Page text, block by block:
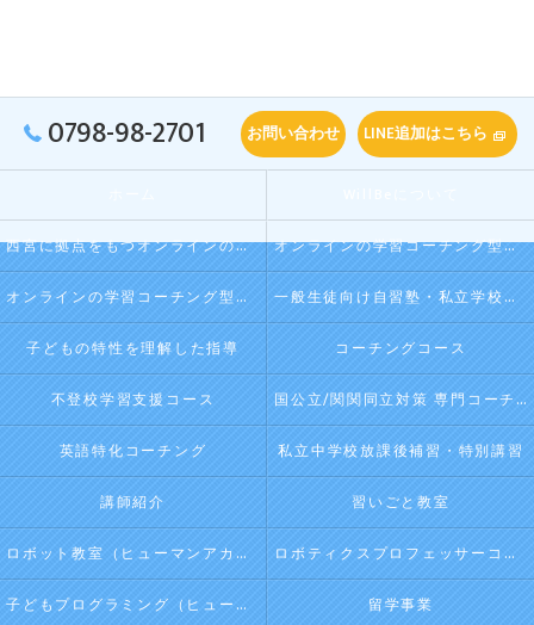
0798-98-2701 お問い合わせ LINE追加はこちら
西宮に拠点をもつオンラインの学習コーチング型・映像授業型の塾･自習塾WillBeの口コミ情報 オンラインの学習コーチング型・映像授業型の塾･自習塾WillBeの評判
オンラインの学習コーチング型・映像授業型の塾･自習塾WillBeのお客様の声 一般生徒向け自習塾・私立学校向け放課後学習
子どもの特性を理解した指導 コーチングコース
不登校学習支援コース 国公立/関関同立対策 専門コーチング
英語特化コーチング 私立中学校放課後補習・特別講習
講師紹介 習いごと教室
ロボット教室（ヒューマンアカデミージュニアプログラム） ロボティクスプロフェッサーコース（ヒューマンアカデミージュニアプログラム）
子どもプログラミング（ヒューマンアカデミージュニアプログラム） 留学事業